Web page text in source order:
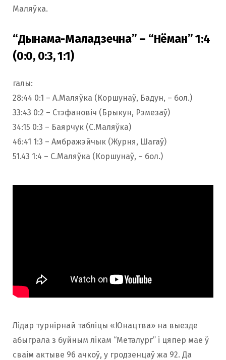
Маляўка.
“Дынама-Маладзечна” – “Нёман” 1:4
(0:0, 0:3, 1:1)
галы:
28:44 0:1 – А.Маляўка (Коршунаў, Бадун, – бол.)
33:43 0:2 – Стэфановіч (Брыкун, Рэмезаў)
34:15 0:3 – Баярчук (С.Маляўка)
46:41 1:3 – Амбражэйчык (Журня, Шагаў)
51.43 1:4 – С.Маляўка (Коршунаў, – бол.)
Лідар турнірнай табліцы «Юнацтва» на выезде
абыграла з буйным лікам “Металург” і цяпер мае ў
сваім актыве 96 ачкоў, у гродзенцаў жа 92. Да